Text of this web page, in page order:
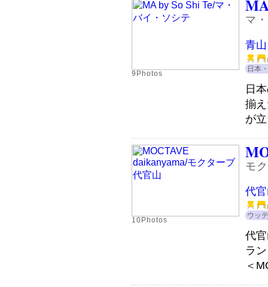
9Photos
マ
青
日本
日
揃
が
10Photos
モ
代
ウッ
代
ラ
＜